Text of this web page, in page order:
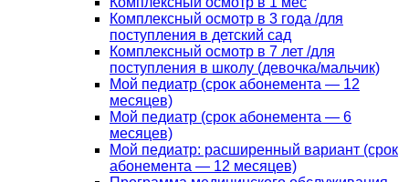
Комплексный осмотр в 3 года /для
поступления в детский сад
Комплексный осмотр в 7 лет /для
поступления в школу (девочка/мальчик)
Мой педиатр (срок абонемента — 12
месяцев)
Мой педиатр (срок абонемента — 6
месяцев)
Мой педиатр: расширенный вариант (срок
абонемента — 12 месяцев)